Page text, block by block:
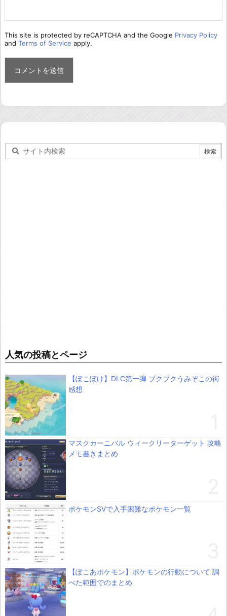
This site is protected by reCAPTCHA and the Google Privacy Policy
and Terms of Service apply.
人気の投稿とページ
【ぽこぽけ】DLC第一弾 ブクブクうみぞこの街
感想
マスクカーニバル ウィークリーターゲット 攻略
メモ書きまとめ
ポケモンSVで入手困難なポケモン一覧
【ぽこあポケモン】ポケモンの行動について 調
べた範囲でのまとめ